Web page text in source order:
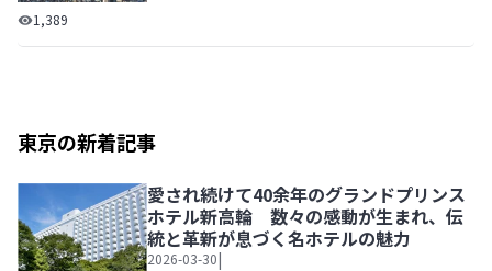
東京スカイツリー（R）観光ならココ！定番の楽しみ方をご
1,389
東京の新着記事
愛され続けて40余年のグランドプリンス
ホテル新高輪 数々の感動が生まれ、伝
統と革新が息づく名ホテルの魅力
2026-03-30|